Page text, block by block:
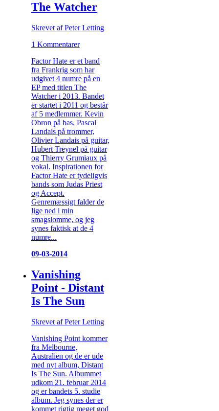
The Watcher
Skrevet af Peter Letting
1 Kommentarer
Factor Hate er et band
fra Frankrig som har
udgivet 4 numre på en
EP med titlen The
Watcher i 2013. Bandet
er startet i 2011 og består
af 5 medlemmer. Kevin
Obron på bas, Pascal
Landais på trommer,
Olivier Landais på guitar,
Hubert Treynel på guitar
og Thierry Grumiaux på
vokal. Inspirationen for
Factor Hate er tydeligvis
bands som Judas Priest
og Accept.
Genremæssigt falder de
lige ned i min
smagslomme, og jeg
synes faktisk at de 4
numre...
09-03-2014
Vanishing
Point - Distant
Is The Sun
Skrevet af Peter Letting
Vanishing Point kommer
fra Melbourne,
Australien og de er ude
med nyt album, Distant
Is The Sun. Albummet
udkom 21. februar 2014
og er bandets 5. studie
album. Jeg synes der er
kommet rigtig meget god